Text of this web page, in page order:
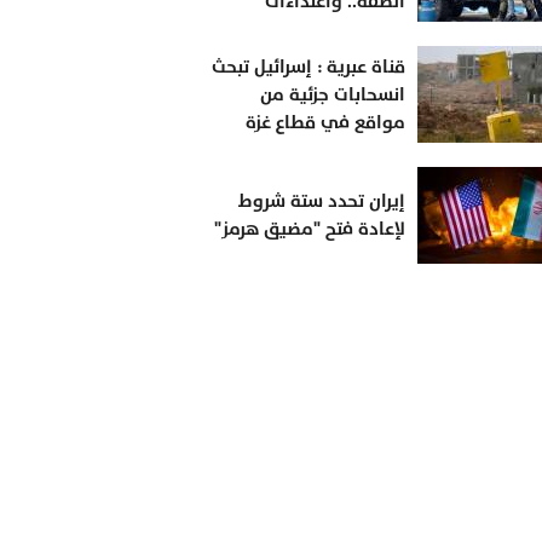
الفلسطينيين
وممتلكاتهم
قناة عبرية : إسرائيل تبحث
انسحابات جزئية من
مواقع في قطاع غزة
إيران تحدد ستة شروط
لإعادة فتح "مضيق هرمز"